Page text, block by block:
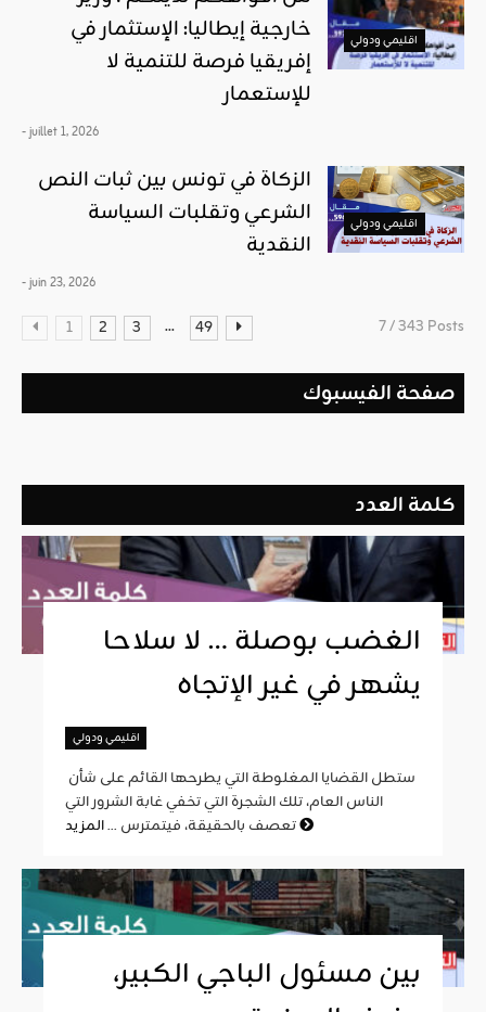
اقليمي ودولي
خارجية إيطاليا: الإستثمار في
إفريقيا فرصة للتنمية لا
للإستعمار
- juillet 1, 2026
اقليمي ودولي
الشرعي وتقلبات السياسة
النقدية
- juin 23, 2026
1 2 3 ... 49 7 / 343 Posts
صفحة الفيسبوك
كلمة العدد
الغضب بوصلة … لا سلاحا
يشهر في غير الإتجاه
اقليمي ودولي
الناس العام، تلك الشجرة التي تخفي غابة الشرور التي
تعصف بالحقيقة، فيتمترس ...
بين مسئول الباجي الكبير،